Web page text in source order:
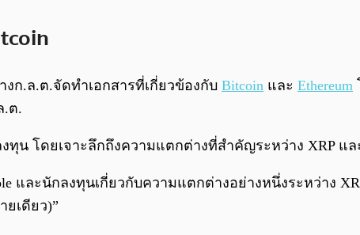
ก.ล.ต.จัดทำเอกสารที่เกี่ยวข้องกับ Bitcoin และ Ethereum
.ต.
น โดยเจาะลึกถึงความแตกต่างที่สำคัญระหว่าง XRP แล
และนักลงทุนเกี่ยวกับความแตกต่างอย่างหนึ่งระหว่าง
ยเดียว)”